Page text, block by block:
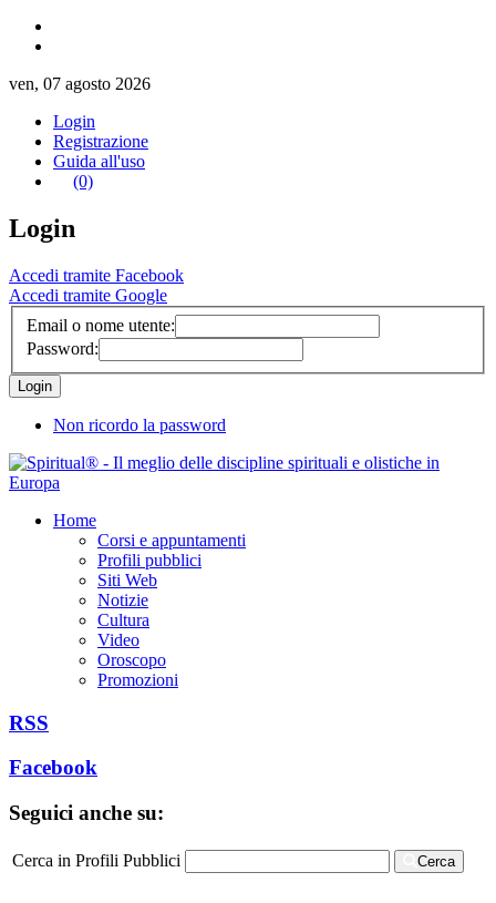
ven, 07 agosto 2026
Login
Registrazione
Guida all'uso
(0)
Login
Accedi tramite Facebook
Accedi tramite Google
Email o nome utente:
Password:
Non ricordo la password
Home
Corsi e appuntamenti
Profili pubblici
Siti Web
Notizie
Cultura
Video
Oroscopo
Promozioni
RSS
Facebook
Seguici anche su:
Cerca in Profili Pubblici Cerca